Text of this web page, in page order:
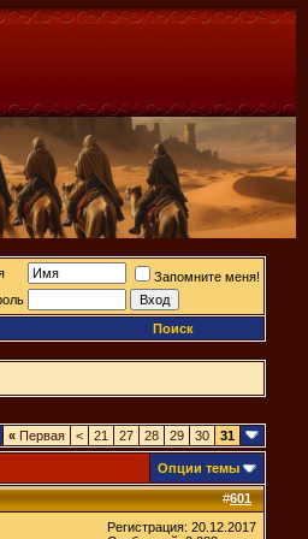
Запомните меня!
Поиск
« Первая < 21 27 28 29 30 31
Опции темы
#601
Регистрация: 20.12.2017